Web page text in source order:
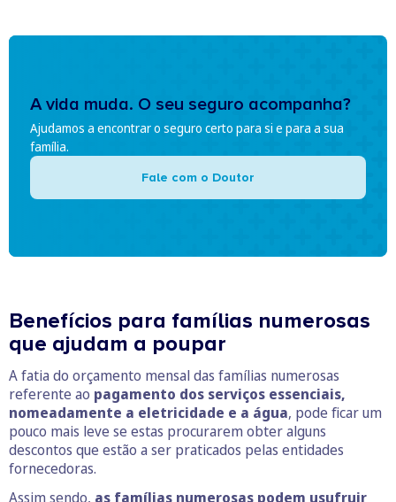
A vida muda. O seu seguro acompanha?
Ajudamos a encontrar o seguro certo para si e para a sua
família.
Fale com o Doutor
Benefícios para famílias numerosas
que ajudam a poupar
A fatia do orçamento mensal das famílias numerosas
referente ao pagamento dos serviços essenciais,
nomeadamente a eletricidade e a água, pode ficar um
pouco mais leve se estas procurarem obter alguns
descontos que estão a ser praticados pelas entidades
fornecedoras.
Assim sendo, as famílias numerosas podem usufruir